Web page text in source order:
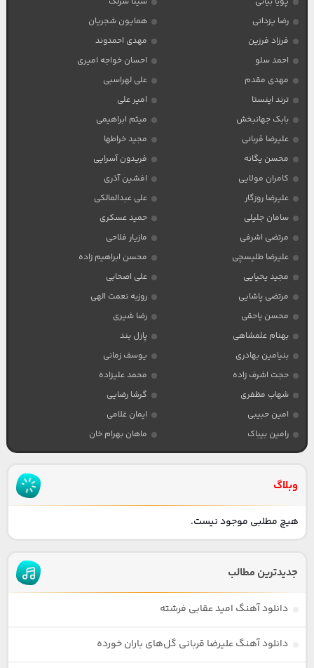
رضا یزدانی
همایون شجریان
فرزاد فرزین
مهدی احمدوند
احمد سلو
احسان خواجه امیری
مهدی مقدم
علی لهراسبی
ترند اینستا
امیر علی
بابک جهانبخش
میثم ابراهیمی
علیرضا قربانی
مجید خراطها
محسن یگانه
فریدون آسرایی
کامران مولایی
افشین آذری
علیرضا روزگار
علی عبدالمالکی
سامان جلیلی
حمید عسکری
مرتضی اشرفی
مازیار فلاحی
علیرضا طلیسچی
محسن ابراهیم زاده
مجید یحیایی
علی اصحابی
مرتضی پاشایی
روزبه نعمت الهی
محسن یاحقی
رضا شیری
بهنام علمشاهی
پازل بند
بنیامین بهادری
یوسف زمانی
حجت اشرف زاده
محمد علیزاده
شهاب مظفری
گرشا رضایی
امین حبیبی
ایمان غلامی
رامین بیباک
ماهان بهرام خان
وبلاگ
هیچ مطلبی موجود نیست.
جدیدترین مطالب
دانلود آهنگ امید عقابی فرشته
دانلود آهنگ علیرضا قربانی گل‌های باران خورده